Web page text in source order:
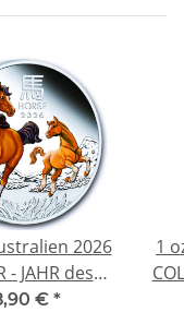
2026
- JAHR des
/ Year of the
€ *
1